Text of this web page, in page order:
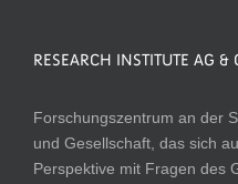
RESEARCH INSTITUTE AG &
Forschungszentrum an der
und Gesellschaft, das sich
Perspektive mit Fragen des